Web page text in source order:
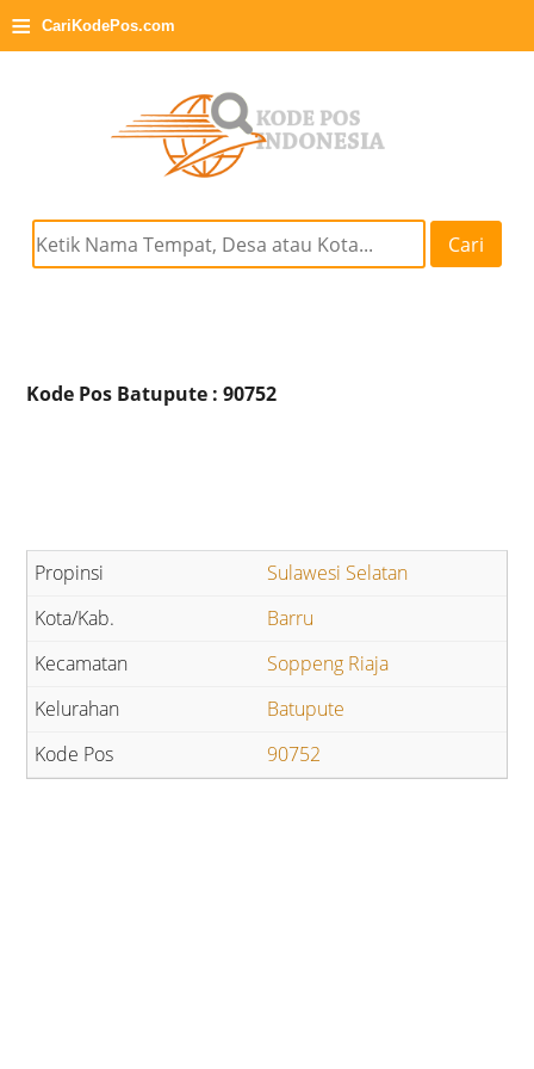
≡ CariKodePos.com
Cari
Kode Pos Batupute : 90752
Sulawesi Selatan
Barru
Soppeng Riaja
Batupute
90752